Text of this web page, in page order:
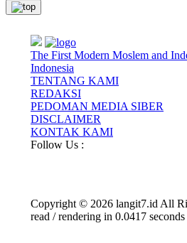
The First Modern Moslem and
Indonesia
TENTANG KAMI
REDAKSI
PEDOMAN MEDIA SIBER
DISCLAIMER
KONTAK KAMI
Follow Us :
Copyright © 2026 langit7.id All
read / rendering in 0.0417 seconds